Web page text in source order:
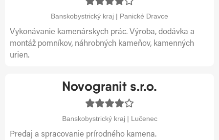
Banskobystrický kraj | Panické Dravce
Vykonávanie kamenárskych prác. Výroba, dodávka a
montáž pomníkov, náhrobných kameňov, kamenných
urien.
Novogranit s.r.o.
Banskobystrický kraj | Lučenec
Predaj a spracovanie prírodného kamena.